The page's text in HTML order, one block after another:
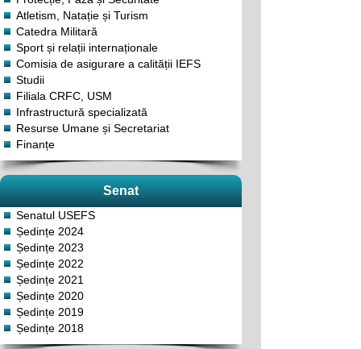
Atletism, Natație și Turism
Catedra Militară
Sport și relații internaționale
Comisia de asigurare a calității IEFS
Studii
Filiala CRFC, USM
Infrastructură specializată
Resurse Umane și Secretariat
Finanțe
Senat
Senatul USEFS
Ședințe 2024
Ședințe 2023
Ședințe 2022
Ședințe 2021
Ședințe 2020
Ședințe 2019
Ședințe 2018